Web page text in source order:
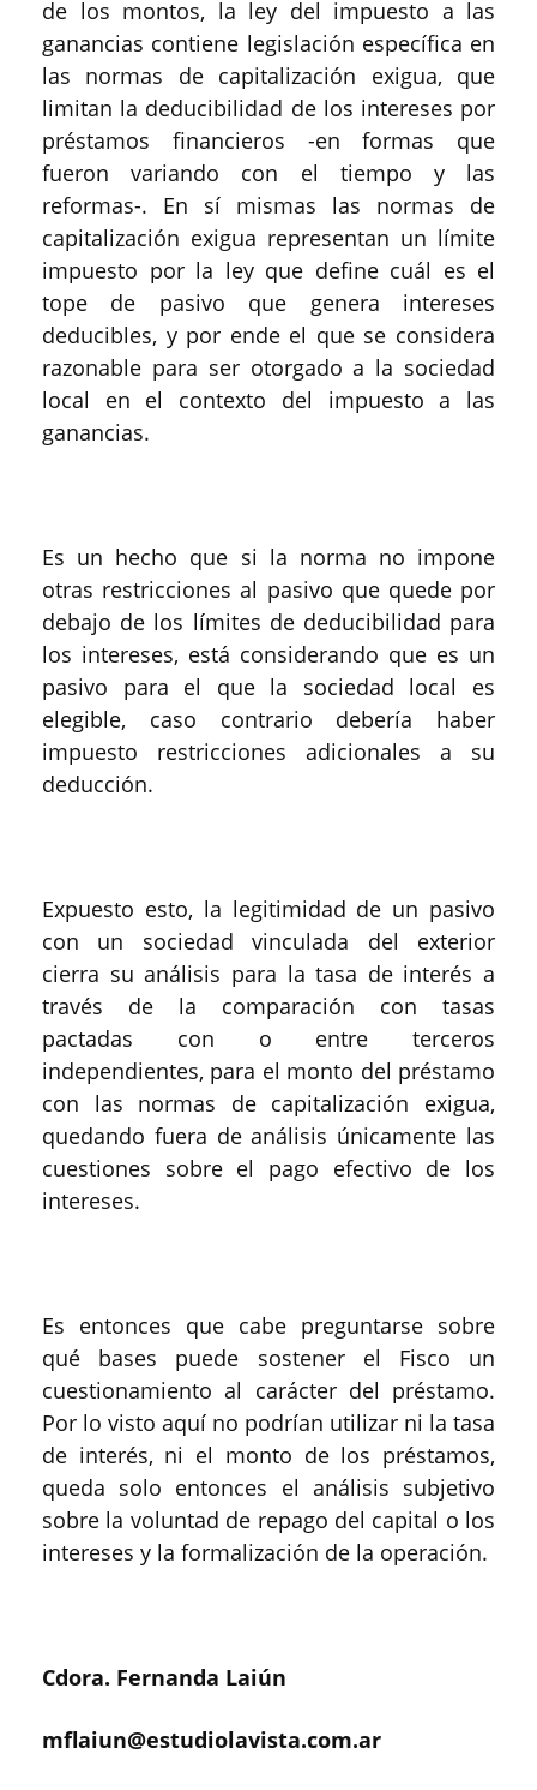
de los montos, la ley del impuesto a las
ganancias contiene legislación específica en
las normas de capitalización exigua, que
limitan la deducibilidad de los intereses por
préstamos financieros -en formas que
fueron variando con el tiempo y las
reformas-. En sí mismas las normas de
capitalización exigua representan un límite
impuesto por la ley que define cuál es el
tope de pasivo que genera intereses
deducibles, y por ende el que se considera
razonable para ser otorgado a la sociedad
local en el contexto del impuesto a las
ganancias.
Es un hecho que si la norma no impone
otras restricciones al pasivo que quede por
debajo de los límites de deducibilidad para
los intereses, está considerando que es un
pasivo para el que la sociedad local es
elegible, caso contrario debería haber
impuesto restricciones adicionales a su
deducción.
Expuesto esto, la legitimidad de un pasivo
con un sociedad vinculada del exterior
cierra su análisis para la tasa de interés a
través de la comparación con tasas
pactadas con o entre terceros
independientes, para el monto del préstamo
con las normas de capitalización exigua,
quedando fuera de análisis únicamente las
cuestiones sobre el pago efectivo de los
intereses.
Es entonces que cabe preguntarse sobre
qué bases puede sostener el Fisco un
cuestionamiento al carácter del préstamo.
Por lo visto aquí no podrían utilizar ni la tasa
de interés, ni el monto de los préstamos,
queda solo entonces el análisis subjetivo
sobre la voluntad de repago del capital o los
intereses y la formalización de la operación.
Cdora. Fernanda Laiún
mflaiun@estudiolavista.com.ar